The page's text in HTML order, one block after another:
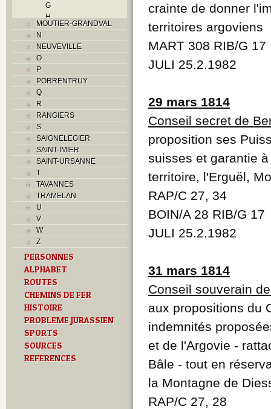
G
H
Histoire
I
L
Musées
P
Paroisses
Problème jurassien
R
S
V
Z
MOUTIER-GRANDVAL
N
NEUVEVILLE
O
P
PORRENTRUY
Q
R
RANGIERS
S
SAIGNELEGIER
SAINT-IMIER
SAINT-URSANNE
T
TAVANNES
TRAMELAN
U
V
W
Z
PERSONNES
ALPHABET
ROUTES
CHEMINS DE FER
HISTOIRE
PROBLEME JURASSIEN
SPORTS
SOURCES
REFERENCES
crainte de donner
territoires argoviens
MART 308 RIB/G 17
JULI 25.2.1982
29 mars 1814
Conseil secret de
proposition ses
suisses et garantie
territoire, l'Erguël,
RAP/C 27, 34
BOIN/A 28 RIB/G 17
JULI 25.2.1982
31 mars 1814
Conseil souverain
aux propositions du
indemnités
et de l'Argovie -
Bâle - tout en
la Montagne de
RAP/C 27, 28